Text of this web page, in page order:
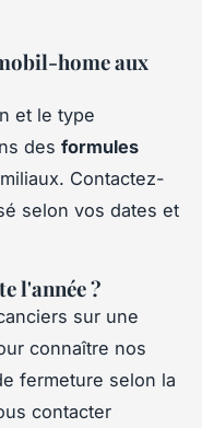
home aux
et le type
des formules
Contactez-
selon vos dates et
l'année ?
sur une
connaître nos
fermeture selon la
contacter